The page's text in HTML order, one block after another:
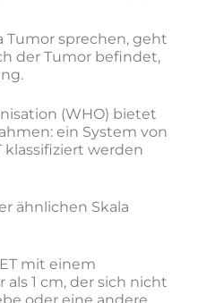
Tumor sprechen, geht
der Tumor befindet,
(WHO) bietet
ein System von
klassifiziert werden
ähnlichen Skala
mit einem
1 cm, der sich nicht